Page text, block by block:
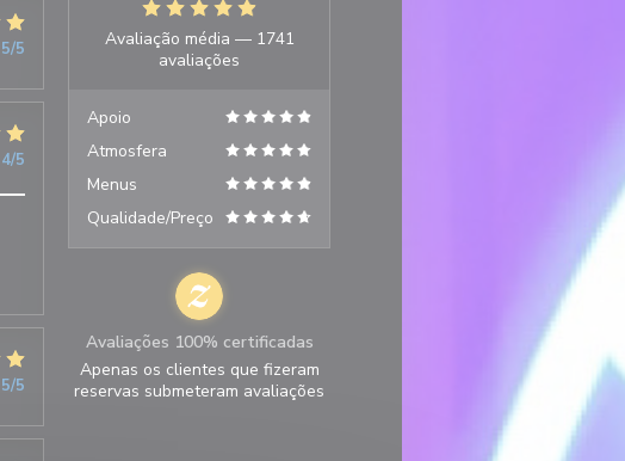
5/5
4/5
5/5
Avaliação média — 1741
avaliações
Apoio
Atmosfera
Menus
Qualidade/Preço
Avaliações 100% certificadas
Apenas os clientes que fizeram
reservas submeteram avaliações